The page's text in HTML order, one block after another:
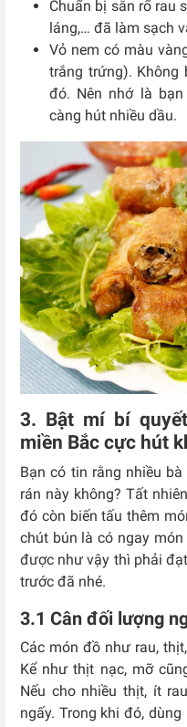
Chuẩn bị sẵn rổ rau
láng,… đã làm sạch
Vỏ nem có màu
trắng trứng).
đó. Nên nhớ là
càng hút nhiều dầu.
3. Bật mí bí
miền Bắc cực hút
Bạn có tin rằng nhiều
rán này không? Tất
đó còn biến tấu thêm
chút bún là có ngay
được như vậy thì phải
trước đã nhé.
3.1 Cân đối lượng
Các món đồ như rau,
Kể như thịt nạc, mỡ
Nếu cho nhiều thịt, ít
ngấy. Trong khi đó,